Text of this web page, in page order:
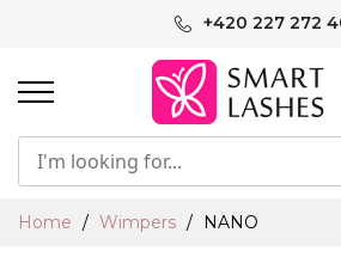
inhoud
+420 227 272
Home Wimpers NANO